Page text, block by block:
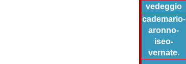
vedeggio
cademario-
aronno-
iseo-
vernate.